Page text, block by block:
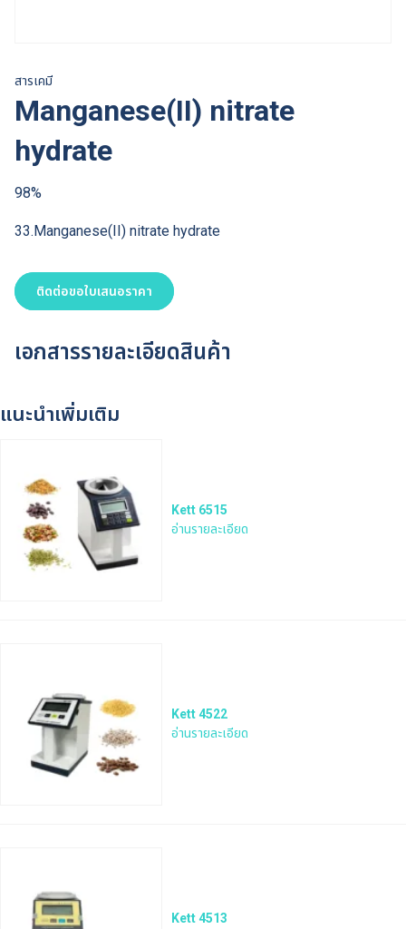
สารเคมี
Manganese(II) nitrate
hydrate
98%
33.Manganese(II) nitrate hydrate
ติดต่อขอใบเสนอราคา
เอกสารรายละเอียดสินค้า
แนะนำเพิ่มเติม
Kett 6515
อ่านรายละเอียด
Kett 4522
อ่านรายละเอียด
Kett 4513